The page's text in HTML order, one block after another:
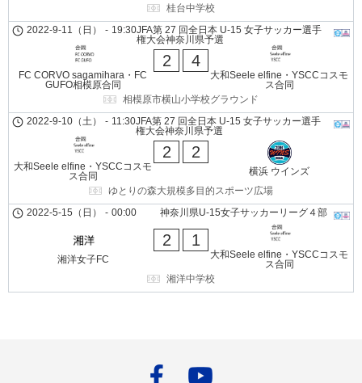
桂台中学校
JFA第 27 回全日本 U-15 女子サッカー選手
権大会神奈川県予選
2022-9-11（日） - 19:30
FC CORVO sagamihara・FC
GUFO相模原合同
2 4
大和Seele elfine・YSCCコスモ
ス合同
相模原市横山小学校グラウンド
JFA第 27 回全日本 U-15 女子サッカー選手
権大会神奈川県予選
2022-9-10（土） - 11:30
大和Seele elfine・YSCCコスモ
ス合同
2 2
横浜 ウインズ
ゆとりの森大規模多目的スポーツ広場
神奈川県U-15女子サッカーリーグ４部
2022-5-15（日） - 00:00
湘洋女子FC
2 1
大和Seele elfine・YSCCコスモ
ス合同
湘洋中学校